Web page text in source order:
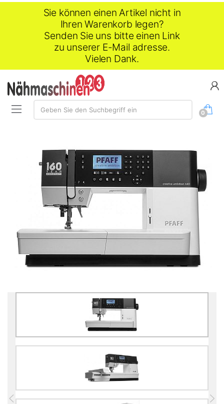
Sie können einen Artikel nicht in
Ihren Warenkorb legen?
Senden Sie uns bitte einen Link
zu unserer E-Mail adresse.
Vielen Dank.
Suche:
Geben Sie den Suchbegriff ein
0